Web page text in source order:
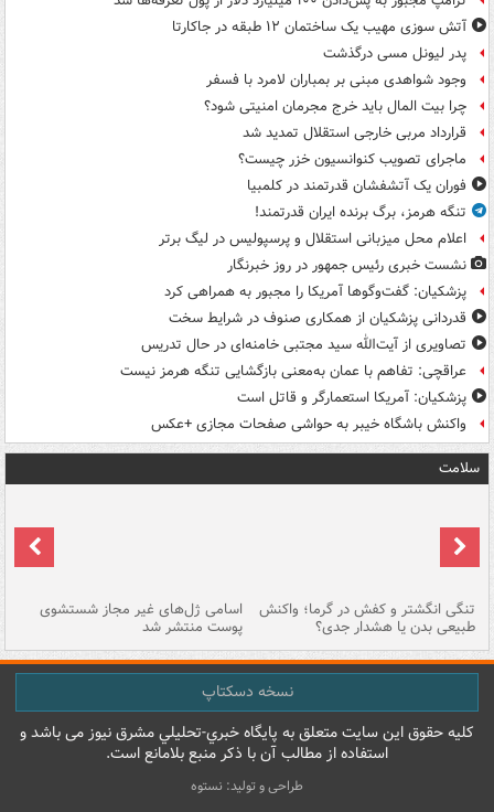
آتش سوزی مهیب یک ساختمان ۱۲ طبقه در جاکارتا
پدر لیونل مسی درگذشت
وجود شواهدی مبنی بر بمباران لامرد با فسفر
چرا بیت المال باید خرج مجرمان امنیتی شود؟
قرارداد مربی خارجی استقلال تمدید شد
ماجرای تصویب کنوانسیون خزر چیست؟
فوران یک آتشفشان قدرتمند در کلمبیا
تنگه هرمز، برگ برنده ایران قدرتمند!
اعلام محل میزبانی استقلال و پرسپولیس در لیگ برتر
نشست خبری رئیس جمهور در روز خبرنگار
پزشکیان: گفت‌وگوها آمریکا را مجبور به همراهی کرد
قدردانی پزشکیان از همکاری صنوف در شرایط سخت
تصاویری از آیت‌الله سید مجتبی خامنه‌ای در حال تدریس
عراقچی: تفاهم با عمان به‌معنی بازگشایی تنگه هرمز نیست
پزشکیان: آمریکا استعمارگر و قاتل است
واکنش باشگاه خیبر به حواشی صفحات مجازی +عکس
سلامت
تنگی انگشتر و کفش در گرما؛ واکنش
طبیعی بدن یا هشدار جدی؟
اسامی ژل‌های غیر مجاز شستشوی
پوست منتشر شد
نسخه دسکتاپ
کليه حقوق اين سايت متعلق به پایگاه خبري-تحليلي مشرق نيوز می باشد و
استفاده از مطالب آن با ذکر منبع بلامانع است.
طراحی و تولید: نستوه